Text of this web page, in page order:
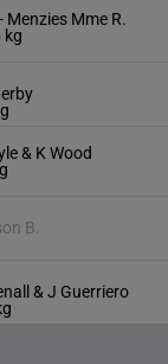
- Menzies Mme R.
kg
& K Wood
B.
& J Guerriero